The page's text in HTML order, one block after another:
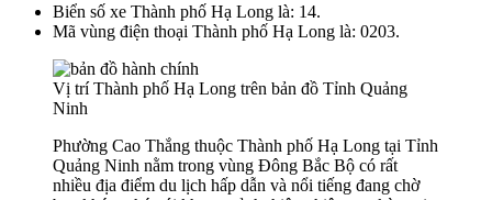
Biển số xe Thành phố Hạ Long là: 14.
Mã vùng điện thoại Thành phố Hạ Long là: 0203.
Vị trí Thành phố Hạ Long trên bản đồ Tỉnh Quảng
Ninh
Phường Cao Thắng thuộc Thành phố Hạ Long tại Tỉnh
Quảng Ninh nằm trong vùng Đông Bắc Bộ có rất
nhiều địa điểm du lịch hấp dẫn và nổi tiếng đang chờ